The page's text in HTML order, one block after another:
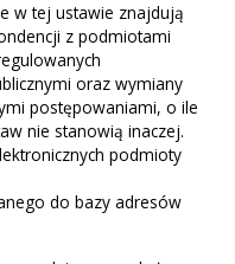
w tej ustawie znajdują
z podmiotami
oraz wymiany
postępowaniami, o ile
nie stanowią inaczej.
podmioty
do bazy adresów